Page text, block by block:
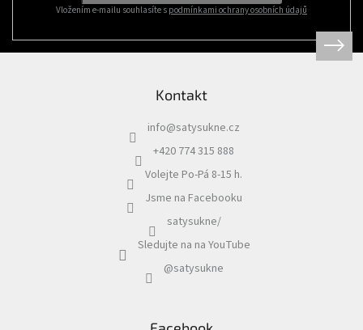
Vložením e-mailu souhlasíte s podmínkami ochrany osobních údajů
Kontakt
info@satysukne.cz
+420 774 315 888
Volejte Po-Pá 8-15 h.
Jsme na Facebooku
satysukne/
Sledujte na na YouTube
@satysukne